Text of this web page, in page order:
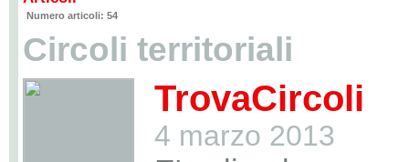
Numero articoli: 54
Circoli territoriali
TrovaCircoli
4 marzo 2013